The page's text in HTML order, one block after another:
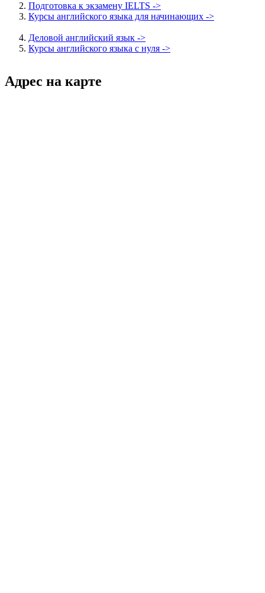
Подготовка к экзамену IELTS ->
Курсы английского языка для начинающих ->
Деловой английский язык ->
Курсы английского языка с нуля ->
Адрес на карте